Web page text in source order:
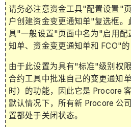
请务必注意资金工具"配置设置"
户创建资金变更通知单"复选框。
具"一般设置"页面中名为"启用配
知单、资金变更通知单和 FCO"的
由于此设置为具有"标准"级别权
合约工具中批准自己的变更通知
时）的功能，因此它是 Procore
默认情况下，所有新 Procore 公
置都处于关闭状态。